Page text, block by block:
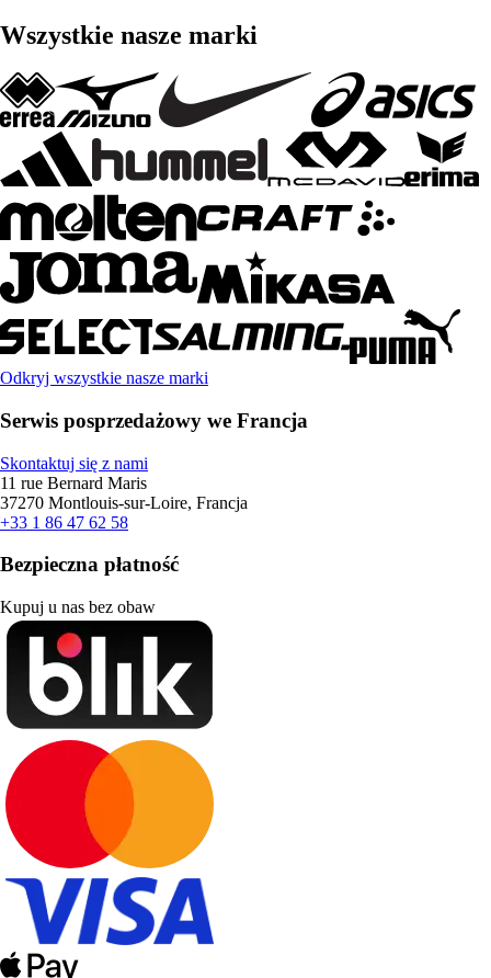
Wszystkie nasze marki
Odkryj wszystkie nasze marki
Serwis posprzedażowy we Francja
Skontaktuj się z nami
11 rue Bernard Maris
37270 Montlouis-sur-Loire, Francja
+33 1 86 47 62 58
Bezpieczna płatność
Kupuj u nas bez obaw